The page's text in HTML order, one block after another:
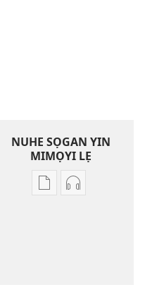
NUHE SỌGAN YIN
MIMỌYI LẸ
Lehe Lehe